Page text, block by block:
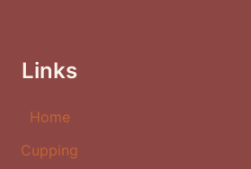
Links
Home
Cupping